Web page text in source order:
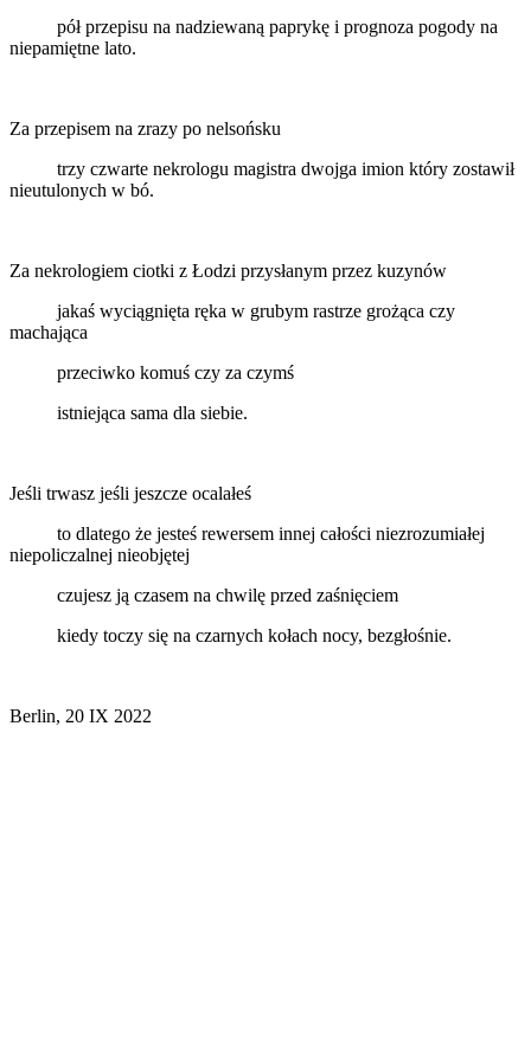
pół przepisu na nadziewaną paprykę i prognoza pogody na
niepamiętne lato.
Za przepisem na zrazy po nelsońsku
trzy czwarte nekrologu magistra dwojga imion który zostawił
nieutulonych w bó.
Za nekrologiem ciotki z Łodzi przysłanym przez kuzynów
jakaś wyciągnięta ręka w grubym rastrze grożąca czy
machająca
przeciwko komuś czy za czymś
istniejąca sama dla siebie.
Jeśli trwasz jeśli jeszcze ocalałeś
to dlatego że jesteś rewersem innej całości niezrozumiałej
niepoliczalnej nieobjętej
czujesz ją czasem na chwilę przed zaśnięciem
kiedy toczy się na czarnych kołach nocy, bezgłośnie.
Berlin, 20 IX 2022